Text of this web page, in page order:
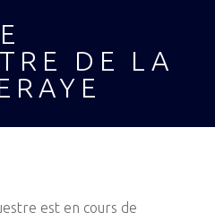
DE LA
est en cours de